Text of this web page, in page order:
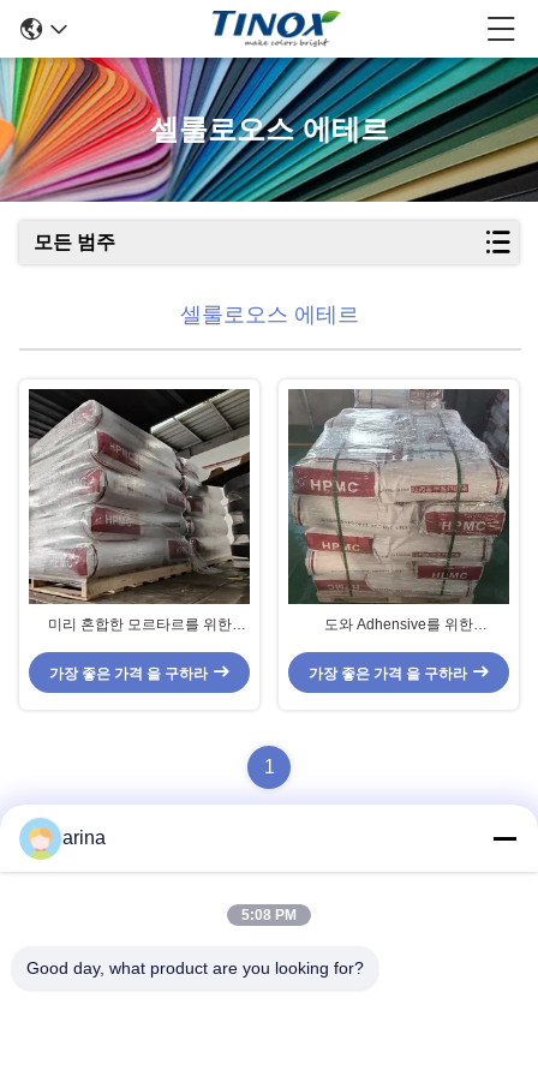
셀룰로오스 에테르
모든 범주
셀룰로오스 에테르
미리 혼합한 모르타르를 위한
로필 메틸 셀룰로오즈 에테르
가장 좋은 가격 을 구하라
도와 Adhensive를 위한
Hydroxypropyl 메틸 셀루로스 에테
르 HPMC
가장 좋은 가격 을 구하라
1
주소
arina
5:08 PM
Good day, what product are you looking for?